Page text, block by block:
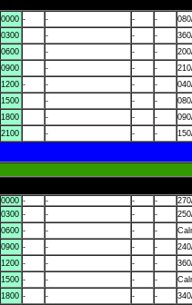
0000 - - - -
0300 - - -
0600 - - -
0900 - - -
1200 - - - -
1500 - - -
1800 - - -
2100 - - -
0000 - - - -
0300 - - - -
0600 - - - -
0900 - - - -
1200 - - - -
1500 - - - -
1800 - - - -